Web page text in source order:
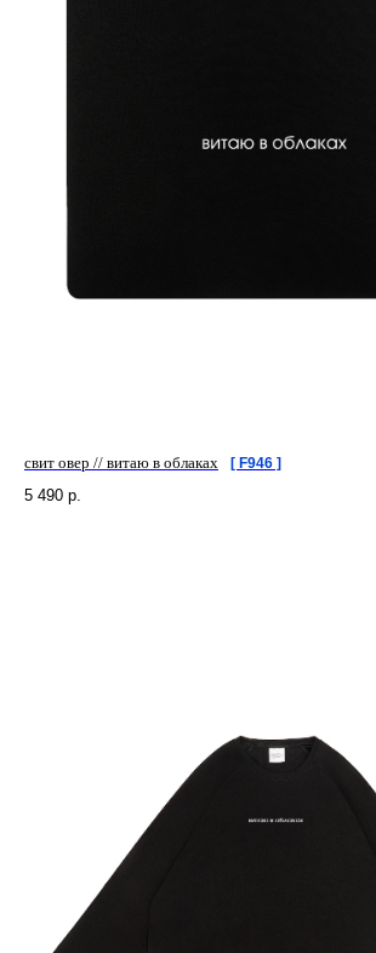
свит овер // витаю в облаках [ F946 ]
5 490 р.